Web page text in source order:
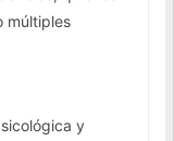
múltiples
y